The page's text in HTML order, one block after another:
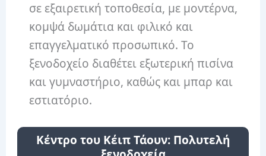
σε εξαιρετική τοποθεσία, με μοντέρνα,
κομψά δωμάτια και φιλικό και
επαγγελματικό προσωπικό. Το
ξενοδοχείο διαθέτει εξωτερική πισίνα
και γυμναστήριο, καθώς και μπαρ και
εστιατόριο.
Κέντρο του Κέιπ Τάουν: Πολυτελή